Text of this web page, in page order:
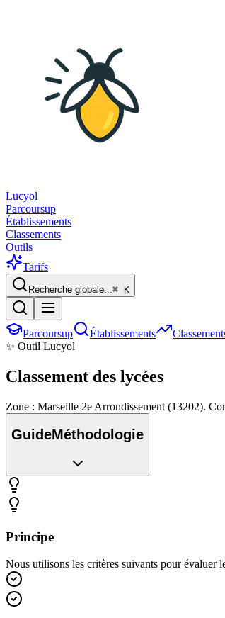
Lucyol
Parcoursup
Établissements
Classements
Outils
Tarifs
Recherche globale...⌘ K
Parcoursup Établissements
✨ Outil Lucyol
Classement des lycées
Zone : Marseille 2e Arrondissement (13202).
GuideMéthodologie
Principe
Nous utilisons les critères suivants pour évaluer